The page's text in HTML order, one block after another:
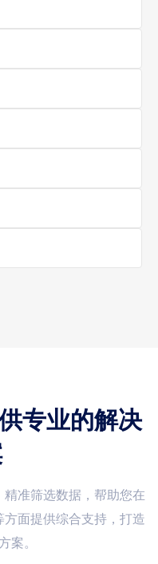
专业的解决
准筛选数据，帮助您在
面提供综合支持，打造
案。